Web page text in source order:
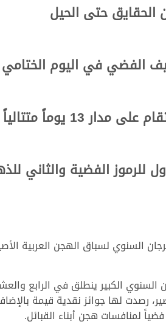
الحقايق حتى الحيل
للرموز الفضية والثاني
السنوي لسباق الهجن العربية
السنوي الكبير ينطلق في الرابع